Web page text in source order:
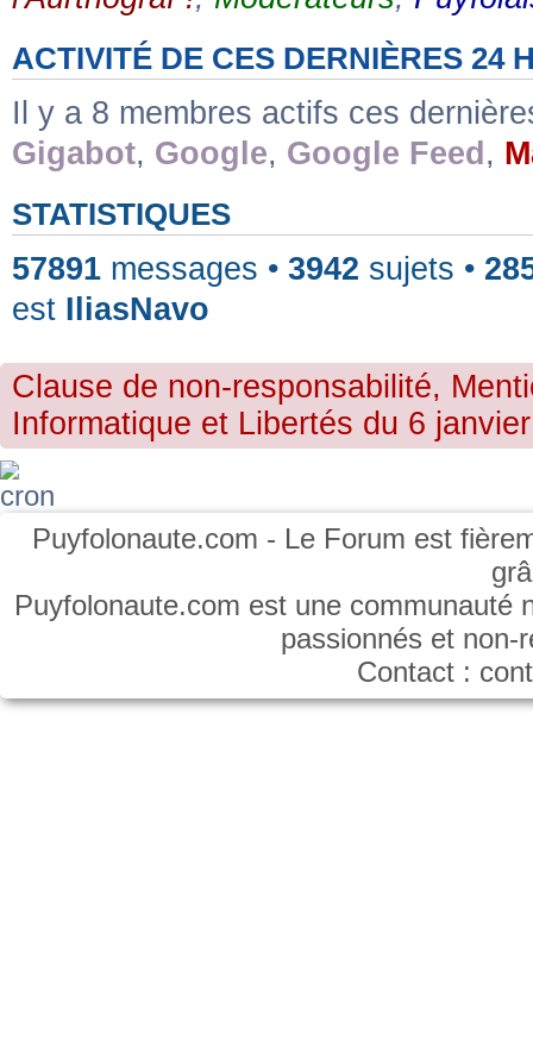
ACTIVITÉ DE CES DERNIÈRES 24
Il y a 8 membres actifs ces
Gigabot, Google, Google Feed ,
STATISTIQUES
57891 messages • 3942 sujets •
est IliasNavo
Clause de non-responsabilité,
Informatique et Libertés du 6
Puyfolonaute.com - Le Forum est
Puyfolonaute.com est une communauté
passionnés et
Contact :